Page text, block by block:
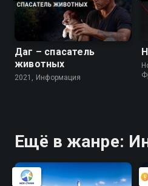
Даг – спасатель
животных
2021, Информация
Ещё в жанре: